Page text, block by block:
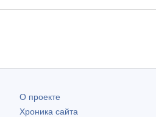
О проекте
Хроника сайта